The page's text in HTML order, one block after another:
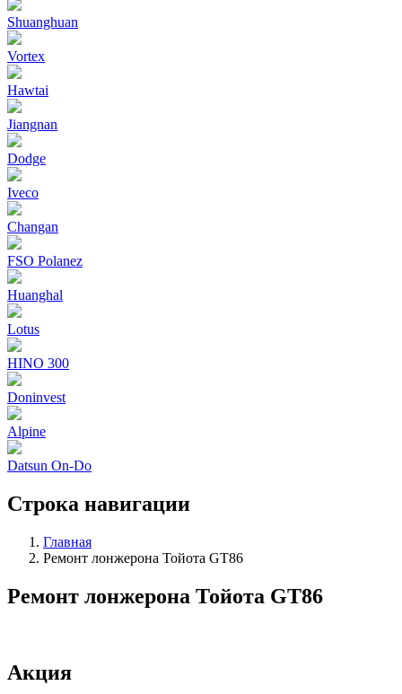
Shuanghuan
Vortex
Hawtai
Jiangnan
Dodge
Iveco
Changan
FSO Polanez
Huanghal
Lotus
HINO 300
Doninvest
Alpine
Datsun On-Do
Строка навигации
Главная
Ремонт лонжерона Тойота GT86
Ремонт лонжерона Тойота GT86
Акция